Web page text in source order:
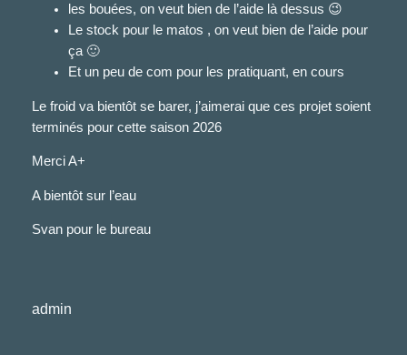
les bouées, on veut bien de l’aide là dessus 😉
Le stock pour le matos , on veut bien de l’aide pour
ça 🙂
Et un peu de com pour les pratiquant, en cours
Le froid va bientôt se barer, j’aimerai que ces projet soient
terminés pour cette saison 2026
Merci A+
A bientôt sur l’eau
Svan pour le bureau
admin